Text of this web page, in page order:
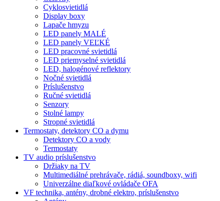
Cyklosvietidlá
Display boxy
Lapače hmyzu
LED panely MALÉ
LED panely VEĽKÉ
LED pracovné svietidlá
LED priemyselné svietidlá
LED, halogénové reflektory
Nočné svietidlá
Príslušenstvo
Ručné svietidlá
Senzory
Stolné lampy
Stropné svietidlá
Termostaty, detektory CO a dymu
Detektory CO a vody
Termostaty
TV audio príslušenstvo
Držiaky na TV
Multimediálné prehrávače, rádiá, soundboxy, wifi
Univerzálne diaľkové ovládače OFA
VF technika, antény, drobné elektro, príslušenstvo